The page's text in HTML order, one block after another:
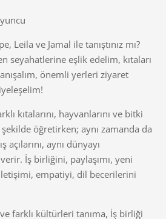
Leila ve Jamal ile tanıştınız mı?
seyahatlerine eşlik edelim, kıtaları
önemli yerleri ziyaret
kıtalarını, hayvanlarını ve bitki
öğretirken; aynı zamanda da
aynı dünyayı
İş birliğini, paylaşımı, yeni
empatiyi, dil becerilerini
farklı kültürleri tanıma, İş birliği